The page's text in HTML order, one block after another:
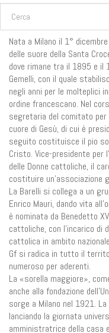
FORM DI RICERCA
Nata a Milano il 1°
delle suore della Santa
dove rimane tra il 1895 e il
Gemelli, con il quale
negli anni per le molteplici
ordine francescano. Nel
segretaria del comitato
cuore di Gesù, di cui è
seguito costituisce il pio
Cristo. Vice-presidente per
delle Donne cattoliche, il
costituire un’associazione
La Barelli si collega a un
Enrico Mauri, dando vita
è nominata da Benedetto
cattoliche, con l’incarico di
cattolica in ambito
Gf si radica in tutto il
numeroso per aderenti.
La «sorella maggiore»,
anche alla fondazione
sorge a Milano nel 1921.
lanciando la giornata
amministratrice della casa